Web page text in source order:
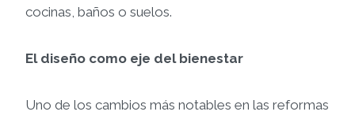
cocinas, baños o suelos.
El diseño como eje del bienestar
Uno de los cambios más notables en las reformas